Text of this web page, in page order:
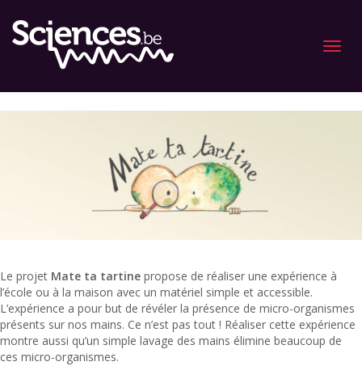
Menu
Le projet Mate ta tartine propose de réaliser une expérience à
l’école ou à la maison avec un matériel simple et accessible.
L’expérience a pour but de révéler la présence de micro-organismes
présents sur nos mains. Ce n’est pas tout ! Réaliser cette expérience
montre aussi qu’un simple lavage des mains élimine beaucoup de
ces micro-organismes.